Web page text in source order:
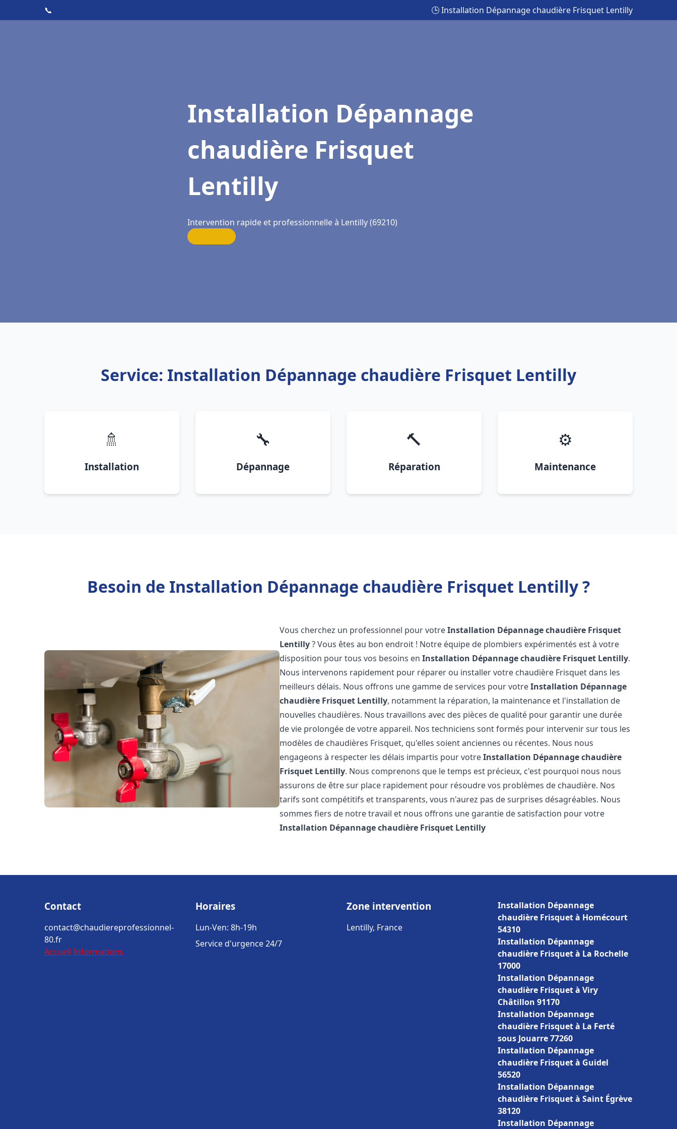
📞 🕒 Installation Dépannage chaudière Frisquet Lentilly
Installation Dépannage
chaudière Frisquet
Lentilly
Intervention rapide et professionnelle à Lentilly (69210)
Service: Installation Dépannage chaudière Frisquet Lentilly
🚿
Installation
🔧
Dépannage
🔨
Réparation
⚙️
Maintenance
Besoin de Installation Dépannage chaudière Frisquet Lentilly ?
Vous cherchez un professionnel pour votreInstallation Dépannage chaudière Frisquet
Lentilly? Vous êtes au bon endroit ! Notre équipe de plombiers expérimentés est à votre
disposition pour tous vos besoins enInstallation Dépannage chaudière Frisquet Lentilly.
Nous intervenons rapidement pour réparer ou installer votre chaudière Frisquet dans les
meilleurs délais. Nous offrons une gamme de services pour votreInstallation Dépannage
chaudière Frisquet Lentilly, notamment la réparation, la maintenance et l'installation de
nouvelles chaudières. Nous travaillons avec des pièces de qualité pour garantir une durée
de vie prolongée de votre appareil. Nos techniciens sont formés pour intervenir sur tous les
modèles de chaudières Frisquet, qu'elles soient anciennes ou récentes. Nous nous
engageons à respecter les délais impartis pour votreInstallation Dépannage chaudière
Frisquet Lentilly. Nous comprenons que le temps est précieux, c'est pourquoi nous nous
assurons de être sur place rapidement pour résoudre vos problèmes de chaudière. Nos
tarifs sont compétitifs et transparents, vous n'aurez pas de surprises désagréables. Nous
sommes fiers de notre travail et nous offrons une garantie de satisfaction pour votre
Installation Dépannage chaudière Frisquet Lentilly
Contact
contact@chaudiereprofessionnel-
80.fr
Accueil Informations
Horaires
Lun-Ven: 8h-19h
Service d'urgence 24/7
Zone intervention
Lentilly, France
Installation Dépannage
chaudière Frisquet à Homécourt
54310
Installation Dépannage
chaudière Frisquet à La Rochelle
17000
Installation Dépannage
chaudière Frisquet à Viry
Châtillon 91170
Installation Dépannage
chaudière Frisquet à La Ferté
sous Jouarre 77260
Installation Dépannage
chaudière Frisquet à Guidel
56520
Installation Dépannage
chaudière Frisquet à Saint Égrève
38120
Installation Dépannage